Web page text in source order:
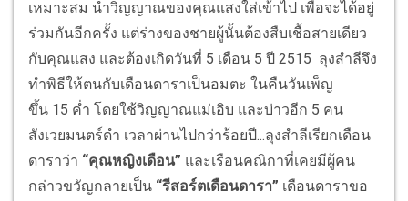
เหมาะสม นำวิญญาณของคุณแสงใส่เข้าไป เพื่อจะได้อยู่
ร่วมกันอีกครั้ง แต่ร่างของชายผู้นั้นต้องสืบเชื้อสายเดียว
กับคุณแสง และต้องเกิดวันที่ 5 เดือน 5 ปี 2515 ลุงสำลีจึง
ทำพิธีให้ตนกับเดือนดาราเป็นอมตะ ในคืนวันเพ็ญ
ขึ้น 15 ค่ำ โดยใช้วิญญาณแม่เอิบ และบ่าวอีก 5 คน
สังเวยมนตร์ดำ เวลาผ่านไปกว่าร้อยปี...ลุงสำลีเรียกเดือน
ดาราว่า “คุณหญิงเดือน” และเรือนคณิกาที่เคยมีผู้คน
กล่าวขวัญกลายเป็น “รีสอร์ตเดือนดารา” เดือนดาราขอ